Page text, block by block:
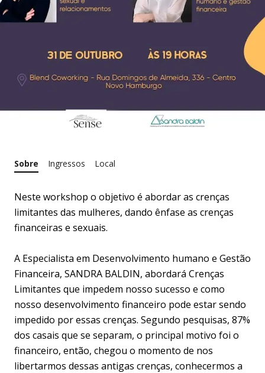
Sobre Ingressos Local
Neste workshop o objetivo é abordar as crenças
limitantes das mulheres, dando ênfase as crenças
financeiras e sexuais.
A Especialista em Desenvolvimento humano e Gestão
Financeira, SANDRA BALDIN, abordará Crenças
Limitantes que impedem nosso sucesso e como
nosso desenvolvimento financeiro pode estar sendo
impedido por essas crenças. Segundo pesquisas, 87%
dos casais que se separam, o principal motivo foi o
financeiro, então, chegou o momento de nos
libertarmos dessas antigas crenças, conhecermos a